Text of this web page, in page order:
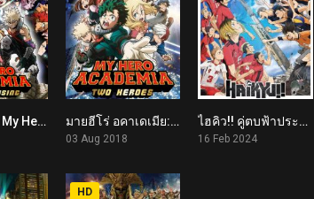
7.9วีรบุรุษกู้โลก My Hero Academia: Heroes Rising (2019) 7.5มายฮีโร่ อคาเดเมีย: กำเนิดใหม่ 2 วีรบุรุษ My Hero Academia: Two Heroes (2018)
03 Aug 2018
7.8
ไฮคิว!! คู่ตบฟ้าประทาน ตอน ศึกที่กองขยะ HAIKYU!! The Dumpster Battle (2024)
16 Feb 2024
HD